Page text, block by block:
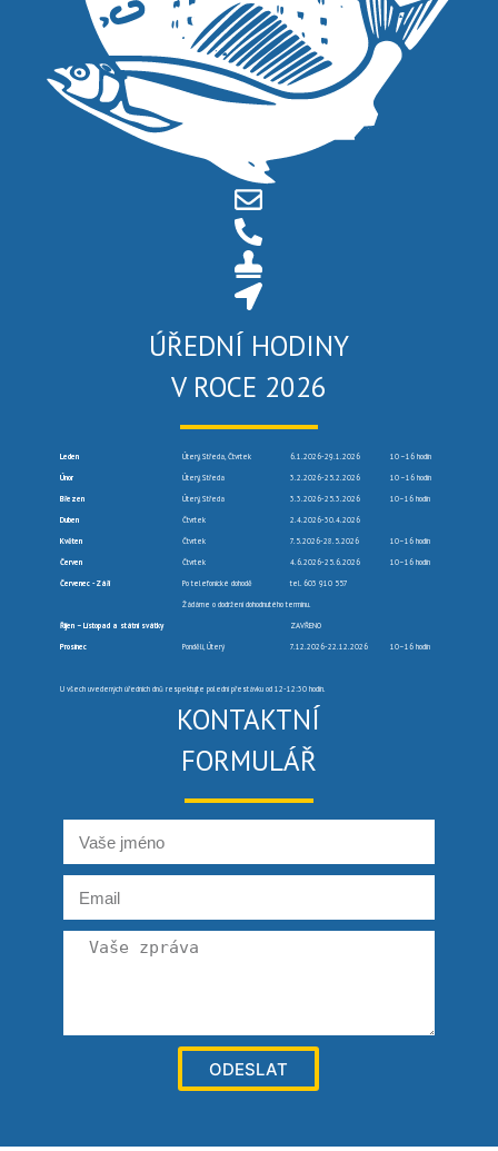
ÚŘEDNÍ HODINY
V ROCE 2026
Leden Úterý, Středa, Čtvrtek 6.1.2026-29.1.2026 10 –16 hodin
Únor Úterý, Středa 3.2.2026-25.2.2026 10 –16 hodin
Březen Úterý, Středa 3.3.2026-25.3.2026 10–16 hodin
Duben Čtvrtek 2.4.2026-30.4.2026
Květen Čtvrtek 7.5.2026-28.5.2026 10–16 hodin
Červen Čtvrtek 4.6.2026-25.6.2026 10–16 hodin
Červenec -Září Po telefonické dohodě tel. 603 910 557
Žádáme o dodržení dohodnutého termínu.
Říjen – Listopad a státní svátky ZAVŘENO
Prosinec Pondělí, Úterý 7.12.2026-22.12.2026 10–16 hodin
U všech uvedených úředních dnů respektujte polední přestávku od 12-12:30 hodin.
KONTAKTNÍ
FORMULÁŘ
ODESLAT